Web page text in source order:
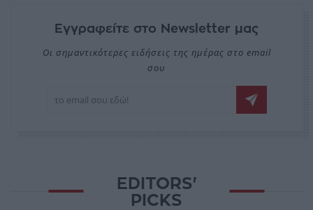
Εγγραφείτε στο Newsletter μας
Οι σημαντικότερες ειδήσεις της ημέρας στο email
σου
EDITORS'
PICKS